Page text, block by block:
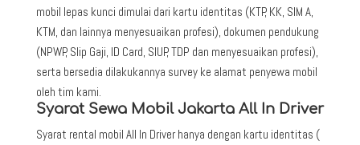
mobil lepas kunci dimulai dari kartu identitas (KTP, KK, SIM A,
KTM, dan lainnya menyesuaikan profesi), dokumen pendukung
(NPWP, Slip Gaji, ID Card, SIUP, TDP dan menyesuaikan profesi),
serta bersedia dilakukannya survey ke alamat penyewa mobil
oleh tim kami.
Syarat Sewa Mobil Jakarta All In Driver
Syarat rental mobil All In Driver hanya dengan kartu identitas (